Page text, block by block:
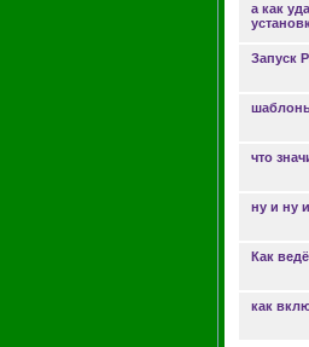
а как
Запуск
что
ну и ну
Как
как